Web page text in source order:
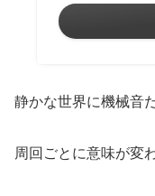
静かな世界に機械音
周回ごとに意味が変